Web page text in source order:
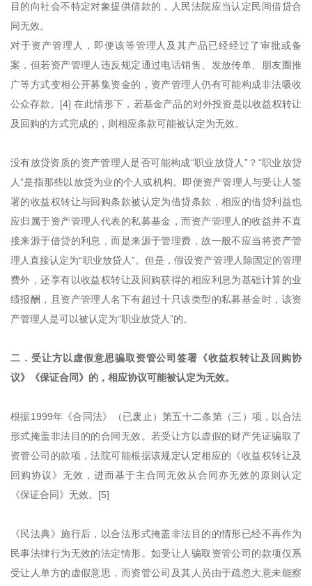
目的向社会不特定对象提供借款的，人民法院应当认定民间借贷合
同无效。
对于资产管理人，即便该等管理人及其产品已经经过了审批或备
案，但若资产管理人违反规定通过电话销售、发放传单、朋友圈推
广等方式变相公开募集资金的，资产管理人仍有可能构成非法吸收
公众存款。[4] 在此情形下，若基金产品的对外投资是以收益权转让
及回购的方式完成的，则相应条款可能被认定为无效。
没有放贷资质的资产管理人是否可能构成“职业放贷人”？“职业放贷
人”是指那些以放贷为业的个人或机构。即便资产管理人与受让人签
署的收益权转让与回购条款被认定为借贷条款，相应的借贷利益也
应归属于资产管理人代表的私募基金，而资产管理人的收益并不直
接来源于借贷的利息，而是来源于管理费，故一般不应当将资产管
理人直接认定为“职业放贷人”。但是，假设资产管理人除固定的管理
费外，还享有以收益权转让及回购获得的相应利息为基础计算的业
绩报酬，且资产管理人名下有超过十只该类型的私募基金时，该资
产管理人是可以被认定为“职业放贷人”的。
二．受让方以虚假意思骗取资管公司签署《收益权转让及回购协
议》《保证合同》的，相应协议可能被认定为无效。
根据1999年《合同法》（已废止）第五十二条第（三）项，以合法
形式掩盖非法目的的合同无效。若受让方以虚假的财产凭证骗取了
资管公司的款项，法院可能根据该规定认定相应的《收益权转让及
回购协议》无效，进而基于主合同无效从合同亦无效的原则认定
《保证合同》无效。[5]
《民法典》施行后，以合法形式掩盖非法目的的情形已经不再作为
民事法律行为无效的法定情形。如受让人骗取资管公司的款项仅系
受让人单方的虚假意思，而资管公司及其人员由于疏忽大意未能察